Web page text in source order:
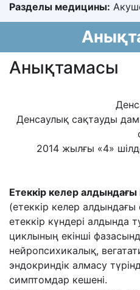
Разделы медицины:
Анықтамасы
Денсаулық сақтауды
2014 жылғы «4»
Етеккір келер
(етеккір келер
етеккір күндері алдында
циклының екінші
нейропсихикалық,
эндокриндік алмасу
симптомдар кешені.